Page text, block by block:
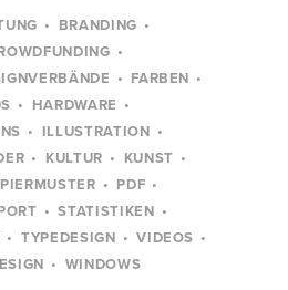
BRANDING
FARBEN
HARDWARE
ILLUSTRATION
KULTUR
KUNST
PDF
STATISTIKEN
TYPEDESIGN
VIDEOS
WINDOWS